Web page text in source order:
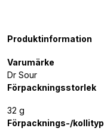
Produktinformation
Varumärke
Dr Sour
Förpackningsstorlek
32 g
Förpacknings-/kollityp